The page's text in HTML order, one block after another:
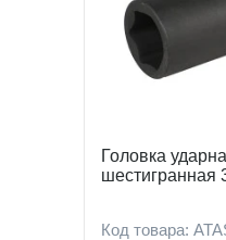
Головка
Код товара: